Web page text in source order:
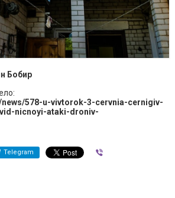
Бобир
news/578-u-vivtorok-3-cervnia-cernigiv-
nicnoyi-ataki-droniv-
Telegram